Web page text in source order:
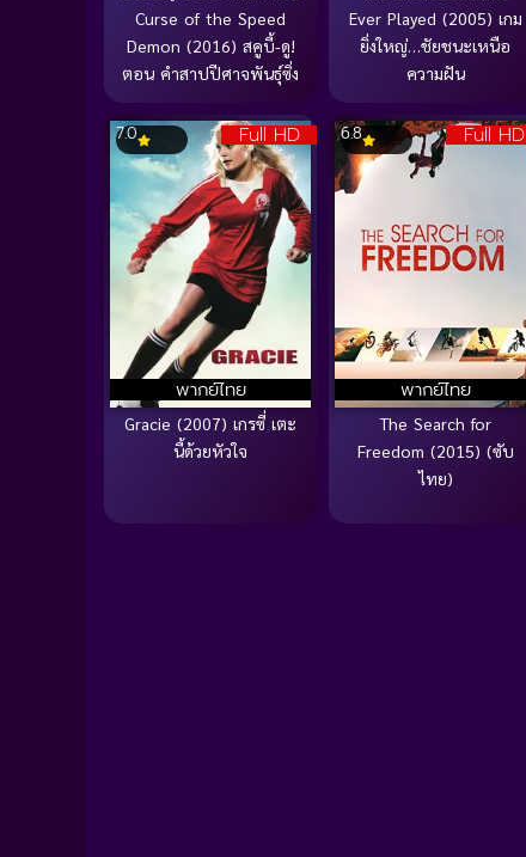
Curse of the Speed
Demon (2016) สคูบี้-ดู!
ตอน คำสาปปีศาจพันธุ์ซิ่ง
Ever Played (2005) เกม
ยิ่งใหญ่…ชัยชนะเหนือ
ความฝัน
Full HD
พากย์ไทย
7.0
Gracie (2007) เกรซี่ เตะ
นี้ด้วยหัวใจ
Full HD
พากย์ไทย
6.8
The Search for
Freedom (2015) (ซับ
ไทย)